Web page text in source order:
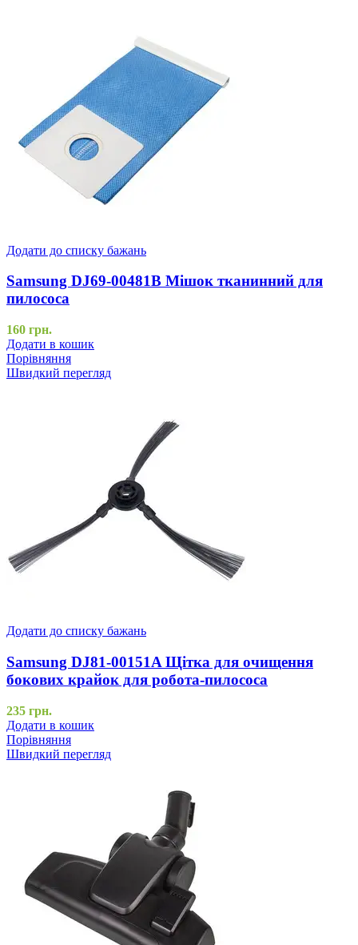
Додати до списку бажань
Samsung DJ69-00481B Мішок тканинний для
пилососа
160 грн.
Додати в кошик
Порівняння
Швидкий перегляд
Додати до списку бажань
Samsung DJ81-00151A Щітка для очищення
бокових крайок для робота-пилососа
235 грн.
Додати в кошик
Порівняння
Швидкий перегляд